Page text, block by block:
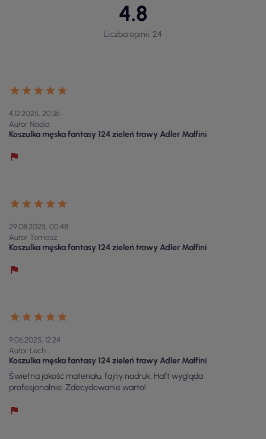
4.8
Liczba opinii: 24
4.12.2025, 20:36
Autor Nadia
Koszulka męska fantasy 124 zieleń trawy Adler Malfini
29.08.2025, 00:48
Autor Tomasz
Koszulka męska fantasy 124 zieleń trawy Adler Malfini
9.06.2025, 12:24
Autor Lech
Koszulka męska fantasy 124 zieleń trawy Adler Malfini
Świetna jakość materiału, fajny nadruk. Haft wygląda
profesjonalnie. Zdecydowanie warto!